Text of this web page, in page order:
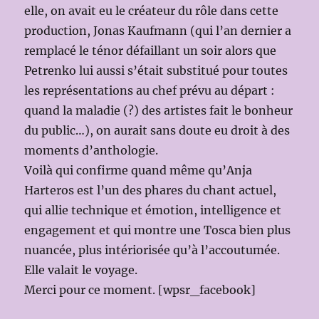
elle, on avait eu le créateur du rôle dans cette
production, Jonas Kaufmann (qui l’an dernier a
remplacé le ténor défaillant un soir alors que
Petrenko lui aussi s’était substitué pour toutes
les représentations au chef prévu au départ :
quand la maladie (?) des artistes fait le bonheur
du public…), on aurait sans doute eu droit à des
moments d’anthologie.
Voilà qui confirme quand même qu’Anja
Harteros est l’un des phares du chant actuel,
qui allie technique et émotion, intelligence et
engagement et qui montre une Tosca bien plus
nuancée, plus intériorisée qu’à l’accoutumée.
Elle valait le voyage.
Merci pour ce moment. [wpsr_facebook]